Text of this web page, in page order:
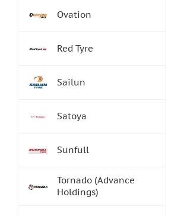
Ovation
Red Tyre
Sailun
Satoya
Sunfull
Tornado (Advance
Holdings)